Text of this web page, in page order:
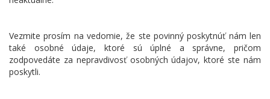
Vezmite prosím na vedomie, že ste povinný poskytnúť nám len
také osobné údaje, ktoré sú úplné a správne, pričom
zodpovedáte za nepravdivosť osobných údajov, ktoré ste nám
poskytli.